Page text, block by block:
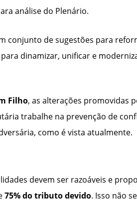
análise do Plenário.
conjunto de sugestões para
dinamizar, unificar e
Filho, as alterações promovidas
trabalhe na prevenção de
como é vista atualmente.
devem ser razoáveis e
75% do tributo devido. Isso não